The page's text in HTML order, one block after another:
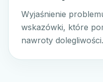
Wyjaśnienie
wskazówki, które
nawroty dolegliwości.